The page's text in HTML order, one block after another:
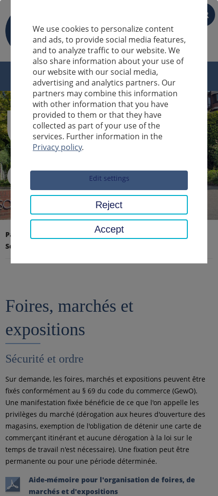
FR
Sucheingabe
Page d'accueil
Transport, sécurité, ordre
Sécurité et ordre
Foires, marchés et
expositions
Sécurité et ordre
Sur demande, les foires, marchés et expositions peuvent être
fixés conformément au § 69 du code du commerce (GewO).
Une manifestation fixée bénéficie de ce que l'on appelle les
privilèges du marché (dérogation aux heures d'ouverture des
magasins, exemption de l'obligation de détenir une carte de
commerçant itinérant et aucune dérogation à la loi sur le
temps de travail n'est nécessaire). Une fixation peut être
permanente ou pour une période déterminée.
Aide-mémoire pour l'organisation de foires, de
marchés et d'expositions
We use cookies to personalize content
and ads, to provide social media features,
and to analyze traffic to our website. We
also share information about your use of
our website with our social media,
advertising and analytics partners. Our
partners may combine this information
with other information that you have
provided to them or that they have
collected as part of your use of the
services. Further information in the
Privacy policy.
Edit settings
Reject
Accept